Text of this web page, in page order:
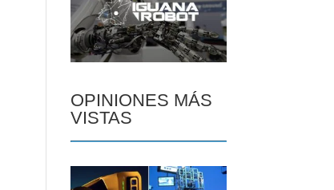
OPINIONES MÁS
VISTAS